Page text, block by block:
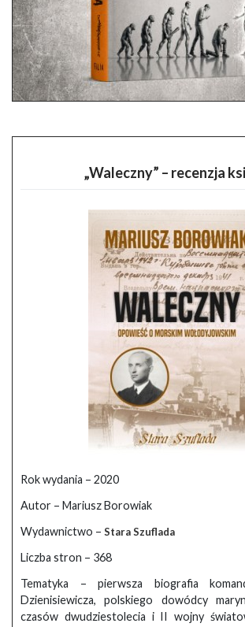
„Waleczny” – recenzja
Rok wydania – 2020
Autor – Mariusz Borowiak
Wydawnictwo – Stara Szuflada
Liczba stron – 368
Tematyka – pierwsza biografia
Dzienisiewicza, polskiego dowódcy
czasów dwudziestolecia i II wojny